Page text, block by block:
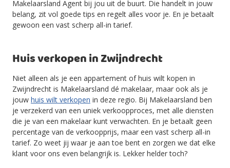
Makelaarsland Agent bij jou uit de buurt. Die handelt in jouw
belang, zit vol goede tips en regelt alles voor je. En je betaalt
gewoon een vast scherp all-in tarief.
Huis verkopen in Zwijndrecht
Niet alleen als je een appartement of huis wilt kopen in
Zwijndrecht is Makelaarsland dé makelaar, maar ook als je
jouw huis wilt verkopen in deze regio. Bij Makelaarsland ben
je verzekerd van een uniek verkoopproces, met alle diensten
die je van een makelaar kunt verwachten. En je betaalt geen
percentage van de verkoopprijs, maar een vast scherp all-in
tarief. Zo weet jij waar je aan toe bent en zorgen we dat elke
klant voor ons even belangrijk is. Lekker helder toch?